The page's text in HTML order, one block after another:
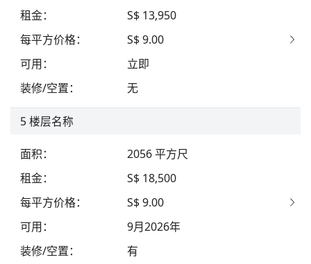
租金：
S$ 13,950
每平方价格：
S$ 9.00
可用：
立即
装修/空置： 无
5 楼层名称
面积： 2056平方尺
租金：
S$ 18,500
每平方价格：
S$ 9.00
可用：
9月2026年
装修/空置： 有